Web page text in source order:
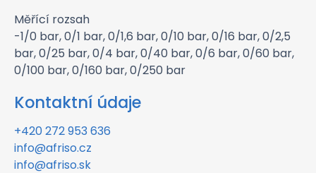
Měřící rozsah
-1/0 bar, 0/1 bar, 0/1,6 bar, 0/10 bar, 0/16 bar, 0/2,5
bar, 0/25 bar, 0/4 bar, 0/40 bar, 0/6 bar, 0/60 bar,
0/100 bar, 0/160 bar, 0/250 bar
Kontaktní údaje
+420 272 953 636
info@afriso.cz
info@afriso.sk